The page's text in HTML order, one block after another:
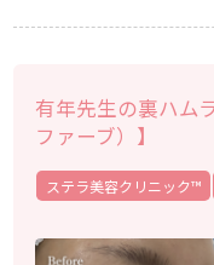
有年先生の裏ハム
ファーブ）】
ステラ美容クリニック™︎